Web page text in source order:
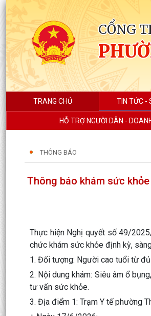
CỔNG
TRANG CHỦ TIN TỨC -
HỖ TRỢ NGƯỜI DÂN -
THÔNG BÁO
Thông báo khám sức
Thực hiện Nghị quyết số 49/
chức khám sức khỏe định kỳ,
1. Đối tượng: Người cao tuổi từ
2. Nội dung khám: Siêu âm ổ
tư vấn sức khỏe.
3. Địa điểm 1: Trạm Y tế phường